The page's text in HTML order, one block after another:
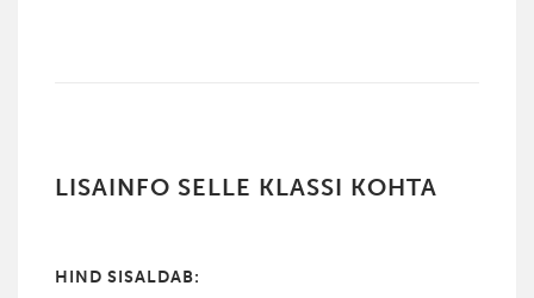
LISAINFO SELLE KLASSI KOHTA
HIND SISALDAB: